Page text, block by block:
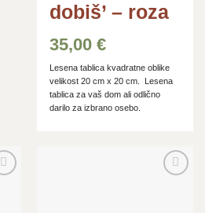
dobiš’ – roza
35,00€
Lesena tablica kvadratne oblike
velikost 20 cm x 20 cm. Lesena
tablica za vaš dom ali odlično
darilo za izbrano osebo.